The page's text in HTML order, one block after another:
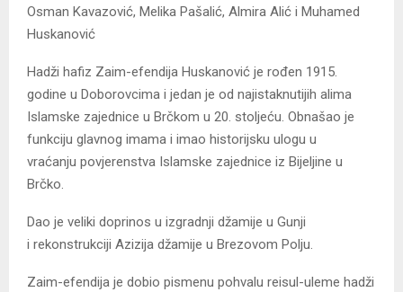
Osman Kavazović, Melika Pašalić, Almira Alić i Muhamed
Huskanović
Hadži hafiz Zaim-efendija Huskanović je rođen 1915.
godine u Doborovcima i jedan je od najistaknutijih alima
Islamske zajednice u Brčkom u 20. stoljeću. Obnašao je
funkciju glavnog imama i imao historijsku ulogu u
vraćanju povjerenstva Islamske zajednice iz Bijeljine u
Brčko.
Dao je veliki doprinos u izgradnji džamije u Gunji
i rekonstrukciji Azizija džamije u Brezovom Polju.
Zaim-efendija je dobio pismenu pohvalu reisul-uleme hadži